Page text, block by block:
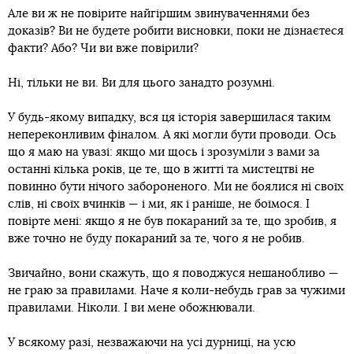
Але ви ж не повірите найгіршим звинуваченнями без
доказів? Ви не будете робити висновки, поки не дізнаєтеся
факти? Або? Чи ви вже повірили?
Ні, тільки не ви. Ви для цього занадто розумні.
У будь-якому випадку, вся ця історія завершилася таким
непереконливим фіналом. А які могли бути проводи. Ось
що я маю на увазі: якщо ми щось і зрозуміли з вами за
останні кілька років, це те, що в житті та мистецтві не
повинно бути нічого забороненого. Ми не боялися ні своїх
слів, ні своїх вчинків — і ми, як і раніше, не боїмося. І
повірте мені: якщо я не був покараний за те, що зробив, я
вже точно не буду покараний за те, чого я не робив.
Звичайно, вони скажуть, що я поводжуся нешанобливо —
не граю за правилами. Наче я коли-небудь грав за чужими
правилами. Ніколи. І ви мене обожнювали.
У всякому разі, незважаючи на усі дурниці, на усю